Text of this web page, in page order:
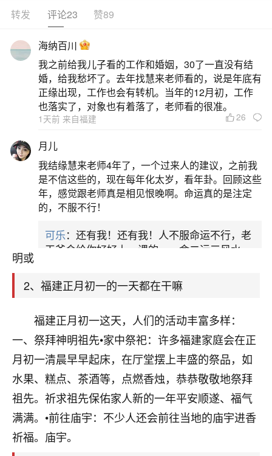
生活中像厦门正月初一祭祖先都是很常见的问
题，但是小问题不注意可能会引起大麻烦，下面就
这个问题给大家做一些解读：
1、中国福建省家祖有什么风俗习惯
在闽南地区（包括厦门、漳州、泉州等地），
每逢年节，人们都会举行相关的祭拜活动。大年初
一至初五，家家户户会举行祭拜神明和祖先的活
动，祈求他们保佑信众与子孙在未来一年里能够诸
事平安如意。正月初一中午时分，闽南乡村的妇女
通常都要齐聚“公妈厅”祭拜近祖，拈香祭拜，并默念
祈福词。此外，从正月初一开始，闽南地区供奉神
明或
2、福建正月初一的一天都在干嘛
福建正月初一这天，人们的活动丰富多样：
一、祭拜神明祖先•家中祭祀：许多福建家庭会在正
月初一清晨早早起床，在厅堂摆上丰盛的祭品，如
水果、糕点、茶酒等，点燃香烛，恭恭敬敬地祭拜
祖先。祈求祖先保佑家人新的一年平安顺遂、福气
满满。•前往庙宇：不少人还会前往当地的庙宇进香
祈福。庙宇。
转发 评论23 赞89
海纳百川
我之前给我儿子看的工作和婚姻，30了一直没有结
婚，给我愁坏了。去年找慧来老师看的，说是年底有
正缘出现，工作也会有转机。当年的12月初，工作
也落实了，对象也有着落了，老师看的很准。
1天前 来自福建 26
月儿
我结缘慧来老师4年了，一个过来人的建议，之前我
是不信这些的，现在每年化太岁，看年卦。回顾这些
年，感觉跟老师真是相见恨晚啊。命运真的是注定
的，不服不行！
可乐：还有我！还有我！人不服命运不行，老
天爷会给你好好上一课的。一命二运三风水，
平安是福：我也是每年找老师化太岁，看年
卦，认识老师3年了，都是缘分啊！
17分钟前 来自湖北
心若莲花
我是做餐饮的，这两年，生意屡屡受挫，店开一家关
一家，要么生意不好，生意好的就出事。前些年攒的
家底快败光了，真是倒霉！我也想找人看看到底怎么
回事？
鹿森：你可以找老师看看，人有时不服命不行